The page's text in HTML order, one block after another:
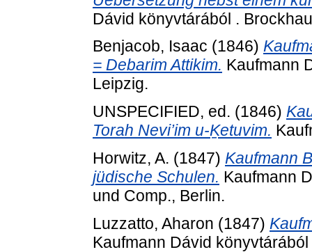
Dávid könyvtárából .
Benjacob, Isaac (1846)
= Debarim Attikim. Kaufmann
Leipzig.
UNSPECIFIED, ed. (1846)
Torah Nevi’im u-Ḵetuvim.
Horwitz, A. (1847) Kaufmann
jüdische Schulen. Kaufmann
und Comp., Berlin.
Luzzatto, Aharon (1847)
Kaufmann Dávid